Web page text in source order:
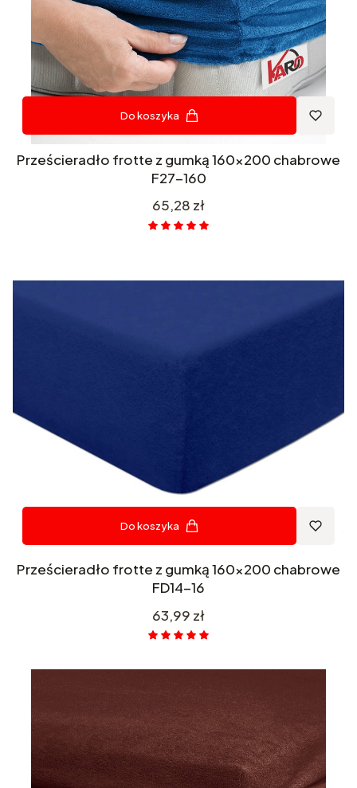
Do koszyka
Prześcieradło frotte z gumką 160x200 chabrowe
F27-160
Cena
65,28 zł
Do koszyka
Prześcieradło frotte z gumką 160x200 chabrowe
FD14-16
Cena
63,99 zł